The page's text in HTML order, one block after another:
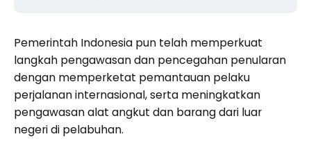
Pemerintah Indonesia pun telah memperkuat
langkah pengawasan dan pencegahan penularan
dengan memperketat pemantauan pelaku
perjalanan internasional, serta meningkatkan
pengawasan alat angkut dan barang dari luar
negeri di pelabuhan.